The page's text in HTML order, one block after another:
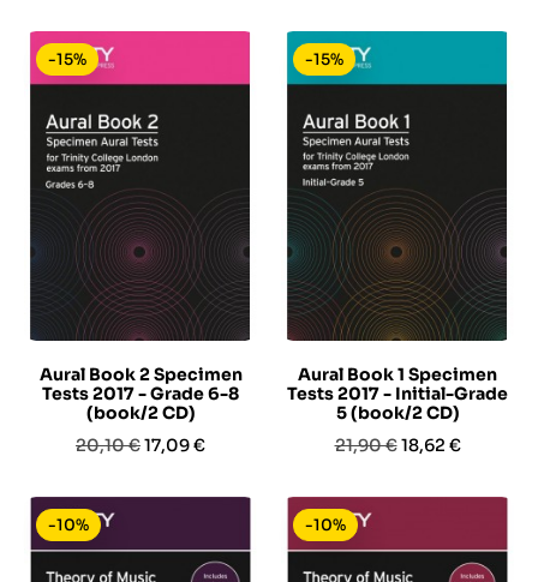
Aural Book 2 Specimen
Tests 2017 - Grade 6-8
(book/2 CD)
Prezzo
20,10 €Prezzo
17,09 €
-15%
Aural Book 1 Specimen
Tests 2017 - Initial-Grade
5 (book/2 CD)
Prezzo
21,90 €Prezzo
18,62 €
-15%
-10% -10%